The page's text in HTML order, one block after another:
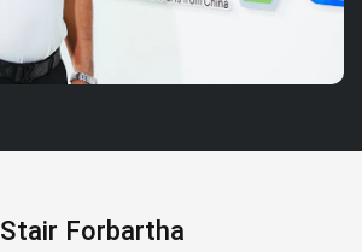
Stair Forbartha